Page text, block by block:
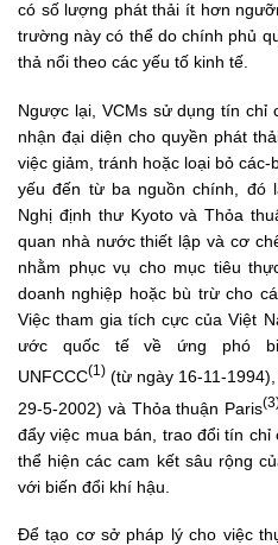
có số lượng phát thải ít hơn
trường này có thể do chính phủ
thả nổi theo các yếu tố kinh tế.
Ngược lại, VCMs sử dụng tín chỉ
nhận đại diện cho quyền phát
việc giảm, tránh hoặc loại bỏ
yếu đến từ ba nguồn chính, đó
Nghị định thư Kyoto và Thỏa
quan nhà nước thiết lập và cơ
nhằm phục vụ cho mục tiêu
doanh nghiệp hoặc bù trừ cho
Việc tham gia tích cực của Việt
ước quốc tế về ứng phó
UNFCCC(1) (từ ngày 16-11-
29-5-2002) và Thỏa thuận Paris
đẩy việc mua bán, trao đổi tín chỉ
thể hiện các cam kết sâu rộng
với biến đổi khí hậu.
Để tạo cơ sở pháp lý cho việc